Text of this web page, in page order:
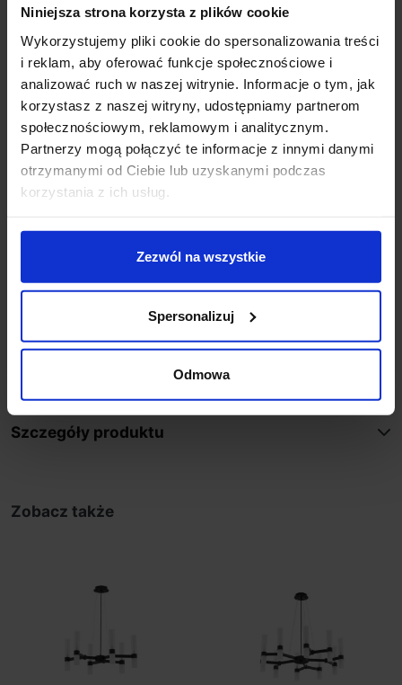
Niniejsza strona korzysta z plików cookie
Wykorzystujemy pliki cookie do spersonalizowania treści
i reklam, aby oferować funkcje społecznościowe i
analizować ruch w naszej witrynie. Informacje o tym, jak
korzystasz z naszej witryny, udostępniamy partnerom
społecznościowym, reklamowym i analitycznym.
Partnerzy mogą połączyć te informacje z innymi danymi
otrzymanymi od Ciebie lub uzyskanymi podczas
korzystania z ich usług.
Zezwól na wszystkie
Spersonalizuj
Odmowa
Opis
Parametry:
wysokość (cm): 210
wysokość klosza (cm): 42
szerokość (cm): 120
ilość źródeł: 30
możliwość ściemniania: Tak, z zastosowaniem
ściemnialnej żarówki.
kolor lampy: czarny
materiał: metal/szkło
Szczegóły produktu
Zobacz także